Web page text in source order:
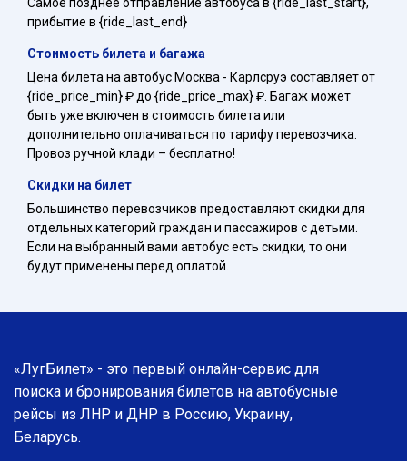
прибытие в {ride_last_end}
Стоимость билета и багажа
Цена билета на автобус Москва - Карлсруэ составляет от
{ride_price_min} ₽ до {ride_price_max} ₽. Багаж может
быть уже включен в стоимость билета или
дополнительно оплачиваться по тарифу перевозчика.
Провоз ручной клади – бесплатно!
Скидки на билет
Большинство перевозчиков предоставляют скидки для
отдельных категорий граждан и пассажиров с детьми.
Если на выбранный вами автобус есть скидки, то они
будут применены перед оплатой.
«ЛугБилет» - это первый онлайн-сервис для
поиска и бронирования билетов на автобусные
рейсы из ЛНР и ДНР в Россию, Украину,
Беларусь.